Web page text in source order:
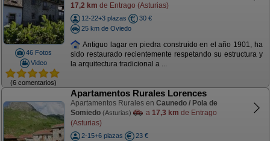
46 Fotos
Video
(6 comentarios)
17,2 km de Entrago (Asturias)
12-22+3 plazas
30 €
25 km de Oviedo
Antiguo lagar en piedra construido en el año 1901, ha
sido restaurado recientemente respetando su estructura y
la arquitectura tradicional a ...
Apartamentos Rurales Lorences
Apartamentos Rurales en Caunedo / Pola de
Somiedo (Asturias) a 17,3 km de Entrago
(Asturias)
2-15+6 plazas
23 €